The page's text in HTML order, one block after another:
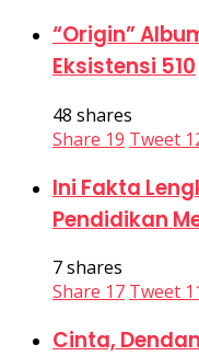
“Origin”
Eksistensi 510
48 shares
Share 19 Tweet
Ini Fakta
Pendidikan
7 shares
Share 17 Tweet
Cinta,